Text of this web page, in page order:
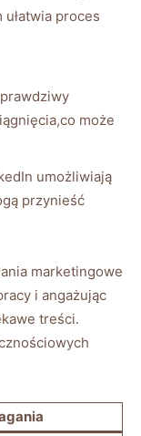
proces
może
umożliwiają
przynieść
marketingowe
i angażując
treści.